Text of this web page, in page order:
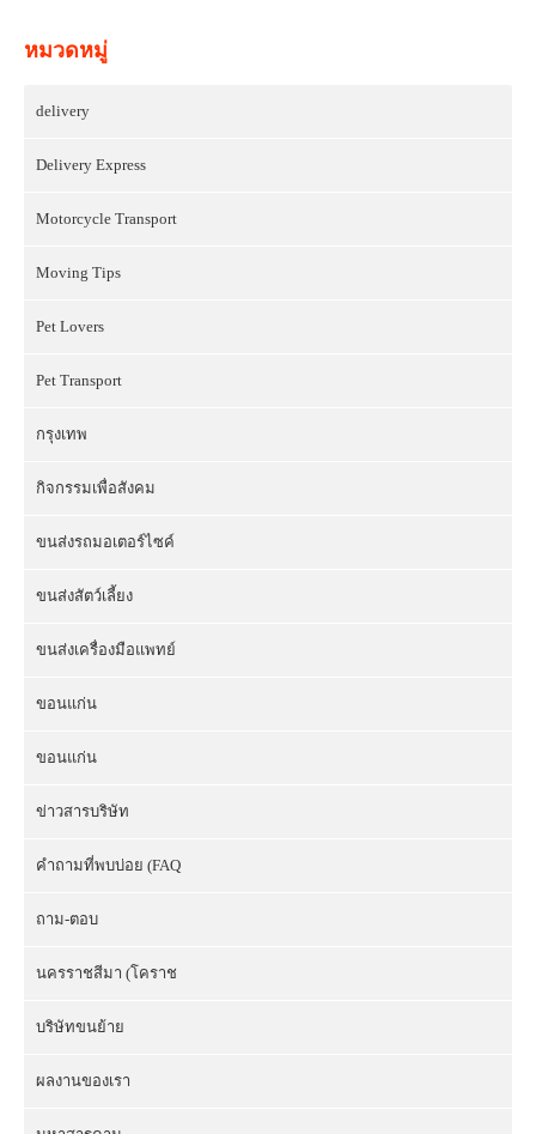
หมวดหมู่
delivery
Delivery Express
Motorcycle Transport
Moving Tips
Pet Lovers
Pet Transport
กรุงเทพ
กิจกรรมเพื่อสังคม
ขนส่งรถมอเตอร์ไซค์
ขนส่งสัตว์เลี้ยง
ขนส่งเครื่องมือแพทย์
ขอนแก่น
ขอนแก่น
ข่าวสารบริษัท
คำถามที่พบบ่อย (FAQ
ถาม-ตอบ
นครราชสีมา (โคราช
บริษัทขนย้าย
ผลงานของเรา